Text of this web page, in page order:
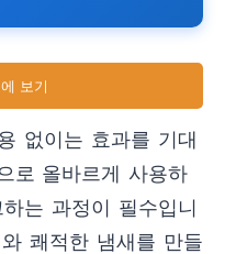
보기
없이는 효과를 기대
로 올바르게 사용하
는 과정이 필수입니
쾌적한 냄새를 만들